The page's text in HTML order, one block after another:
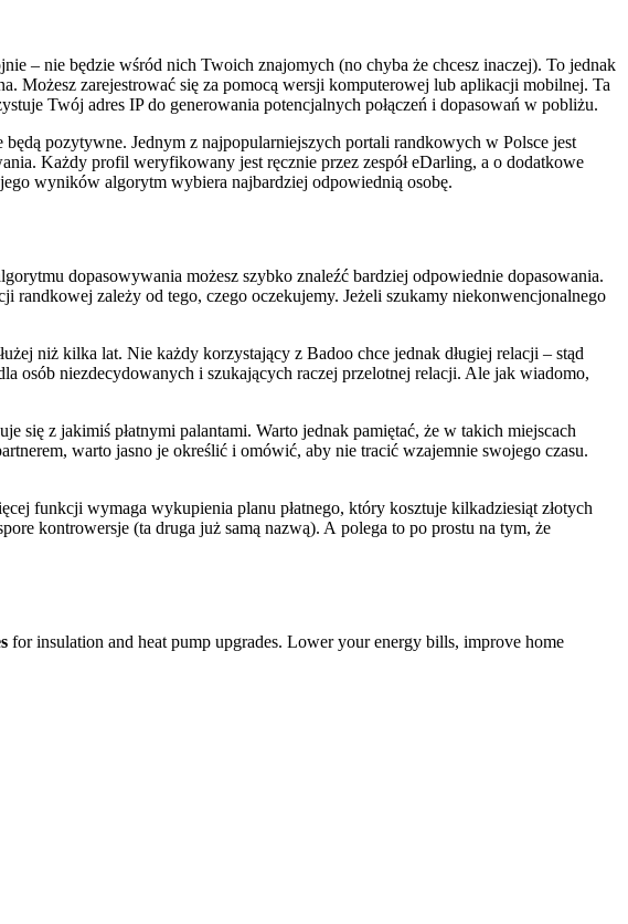
– nie będzie wśród nich Twoich znajomych (no chyba że chcesz inaczej). To jednak
Możesz zarejestrować się za pomocą wersji komputerowej lub aplikacji mobilnej. Ta
Twój adres IP do generowania potencjalnych połączeń i dopasowań w pobliżu.
pozytywne. Jednym z najpopularniejszych portali randkowych w Polsce jest
Każdy profil weryfikowany jest ręcznie przez zespół eDarling, a o dodatkowe
wyników algorytm wybiera najbardziej odpowiednią osobę.
dopasowywania możesz szybko znaleźć bardziej odpowiednie dopasowania.
randkowej zależy od tego, czego oczekujemy. Jeżeli szukamy niekonwencjonalnego
niż kilka lat. Nie każdy korzystający z Badoo chce jednak długiej relacji – stąd
osób niezdecydowanych i szukających raczej przelotnej relacji. Ale jak wiadomo,
się z jakimiś płatnymi palantami. Warto jednak pamiętać, że w takich miejscach
warto jasno je określić i omówić, aby nie tracić wzajemnie swojego czasu.
funkcji wymaga wykupienia planu płatnego, który kosztuje kilkadziesiąt złotych
kontrowersje (ta druga już samą nazwą). A polega to po prostu na tym, że
for insulation and heat pump upgrades. Lower your energy bills, improve home